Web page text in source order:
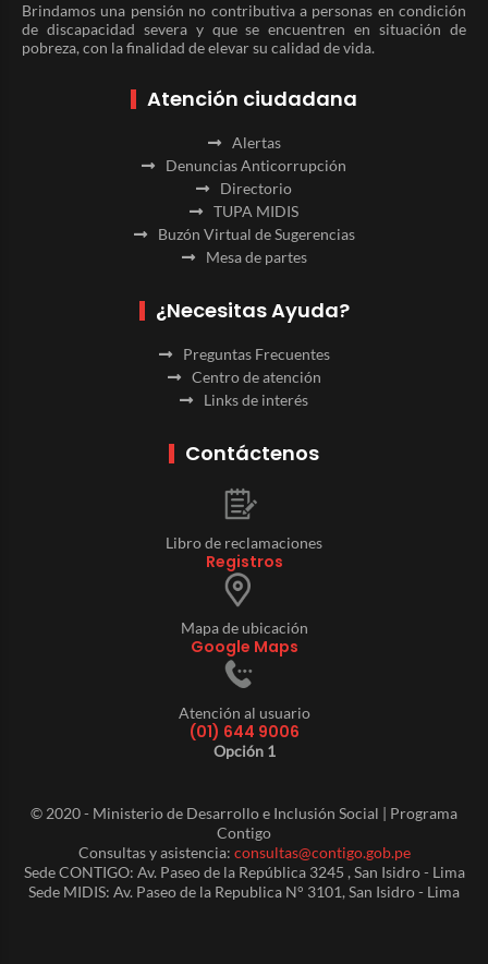
Brindamos una pensión no contributiva a personas en condición
de discapacidad severa y que se encuentren en situación de
pobreza, con la finalidad de elevar su calidad de vida.
Atención ciudadana
Alertas
Denuncias Anticorrupción
Directorio
TUPA MIDIS
Buzón Virtual de Sugerencias
Mesa de partes
¿Necesitas Ayuda?
Preguntas Frecuentes
Centro de atención
Links de interés
Contáctenos
Libro de reclamaciones
Registros
Mapa de ubicación
Google Maps
Atención al usuario
(01) 644 9006
Opción 1
© 2020 - Ministerio de Desarrollo e Inclusión Social | Programa
Contigo
Consultas y asistencia: consultas@contigo.gob.pe
Sede CONTIGO: Av. Paseo de la República 3245 , San Isidro - Lima
Sede MIDIS: Av. Paseo de la Republica N° 3101, San Isidro - Lima